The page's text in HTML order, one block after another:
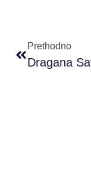
Prethodno